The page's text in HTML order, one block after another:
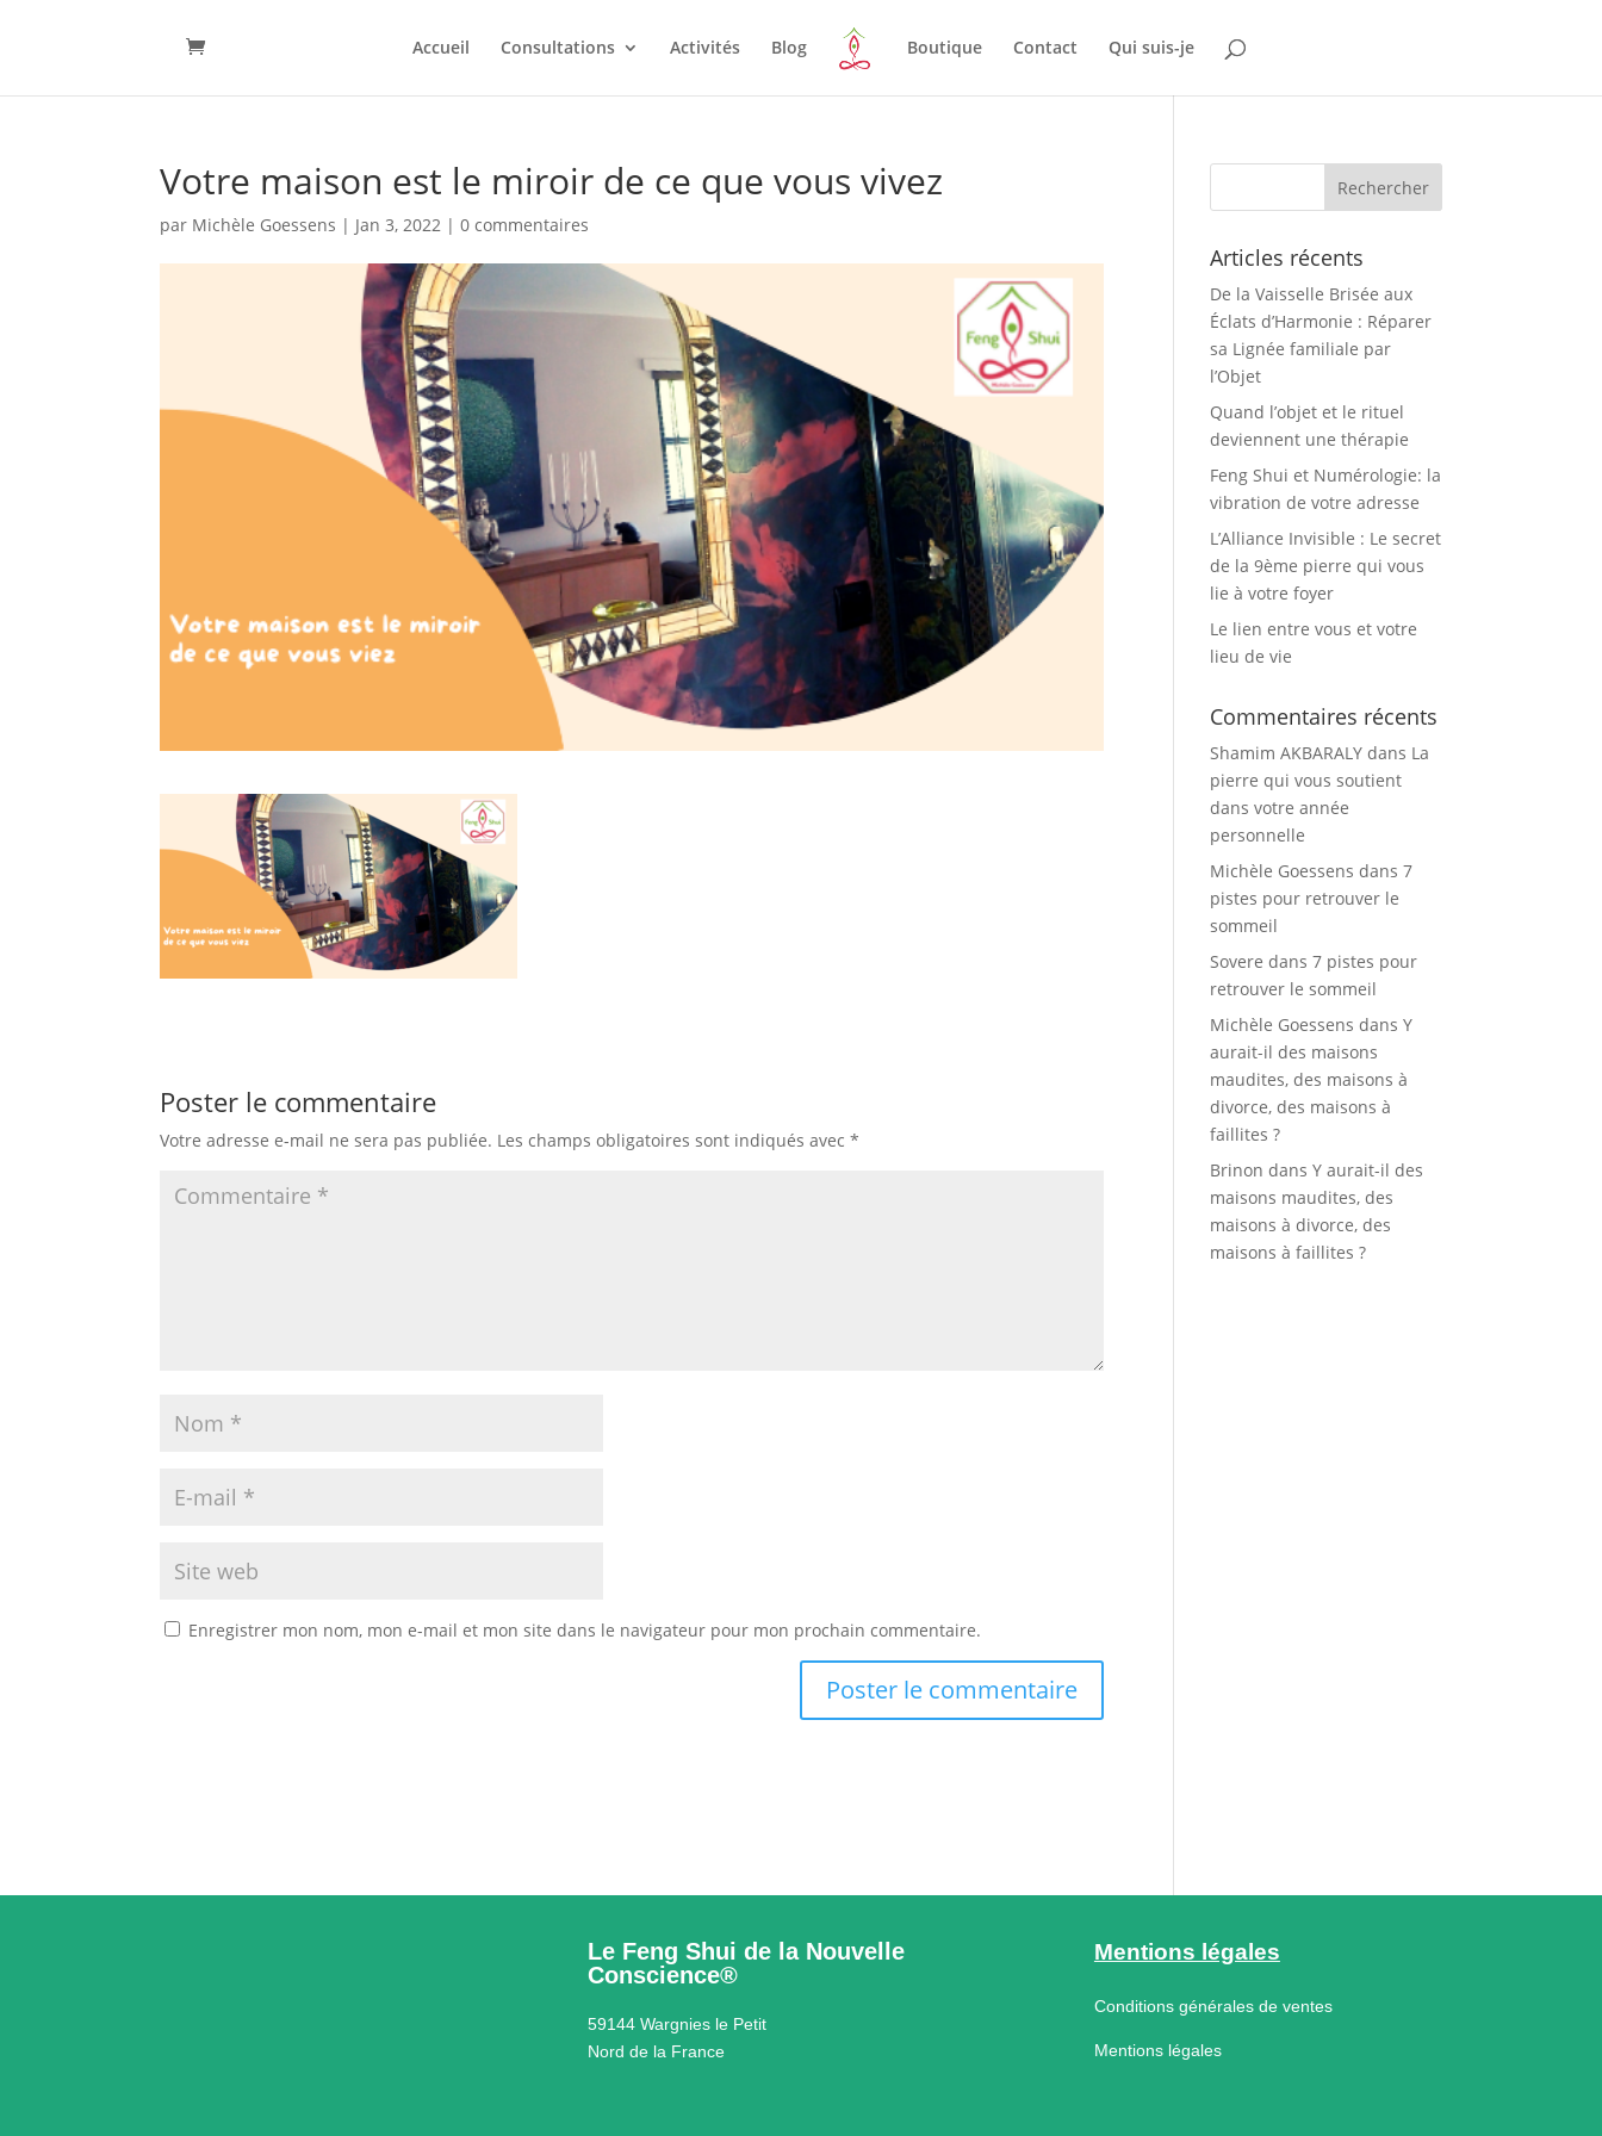
Accueil Consultations Activités Blog Boutique Contact Qui suis-je
Votre maison est le miroir de ce que vous vivez
par Michèle Goessens | Jan 3, 2022 |0 commentaires
Poster le commentaire
Votre adresse e-mail ne sera pas publiée. Les champs obligatoires sont indiqués avec*
Enregistrer mon nom, mon e-mail et mon site dans le navigateur pour mon prochain commentaire.
Articles récents
De la Vaisselle Brisée aux
Éclats d’Harmonie : Réparer
sa Lignée familiale par
l’Objet
Quand l’objet et le rituel
deviennent une thérapie
Feng Shui et Numérologie: la
vibration de votre adresse
L’Alliance Invisible : Le secret
de la 9ème pierre qui vous
lie à votre foyer
Le lien entre vous et votre
lieu de vie
Commentaires récents
Shamim AKBARALY dans La
pierre qui vous soutient
dans votre année
personnelle
Michèle Goessens dans7
pistes pour retrouver le
sommeil
Sovere dans7 pistes pour
retrouver le sommeil
Michèle Goessens dansY
aurait-il des maisons
maudites, des maisons à
divorce, des maisons à
faillites ?
Brinon dansY aurait-il des
maisons maudites, des
maisons à divorce, des
maisons à faillites ?
Le Feng Shui de la Nouvelle
Conscience®
59144 Wargnies le Petit
Nord de la France
Mentions légales
Conditions générales de ventes
Mentions légales